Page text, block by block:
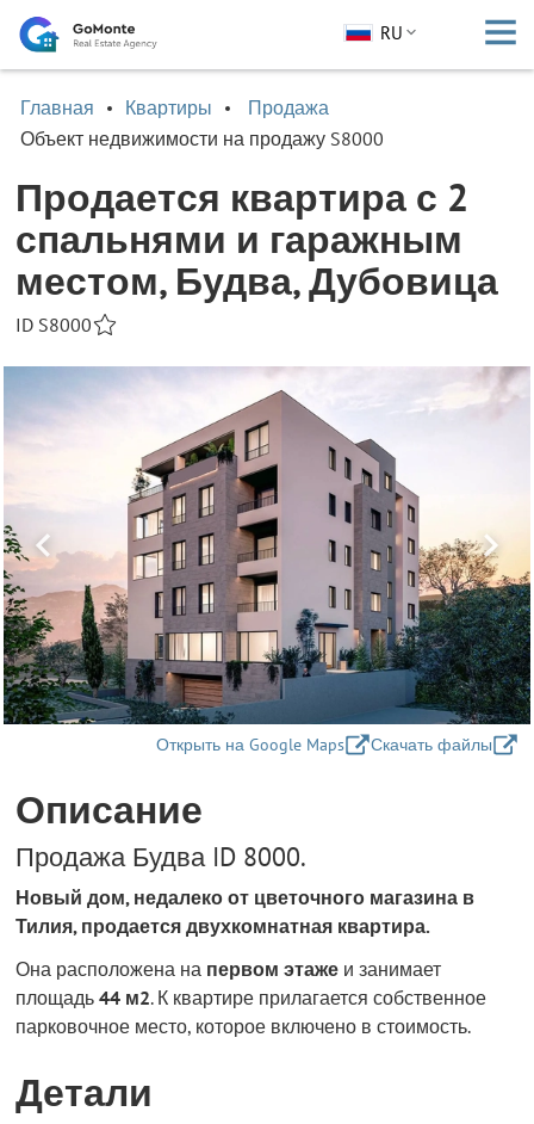
RU
Главная Квартиры
Продажа
Объект недвижимости на продажу S8000
Продается квартира с 2
спальнями и гаражным
местом, Будва, Дубовица
ID S8000
Открыть на Google Maps Скачать файлы
Описание
Продажа Будва ID 8000.
Новый дом, недалеко от цветочного магазина в
Тилия, продается двухкомнатная квартира.
Она расположена на первом этаже и занимает
площадь 44 м2. К квартире прилагается собственное
парковочное место, которое включено в стоимость.
Детали